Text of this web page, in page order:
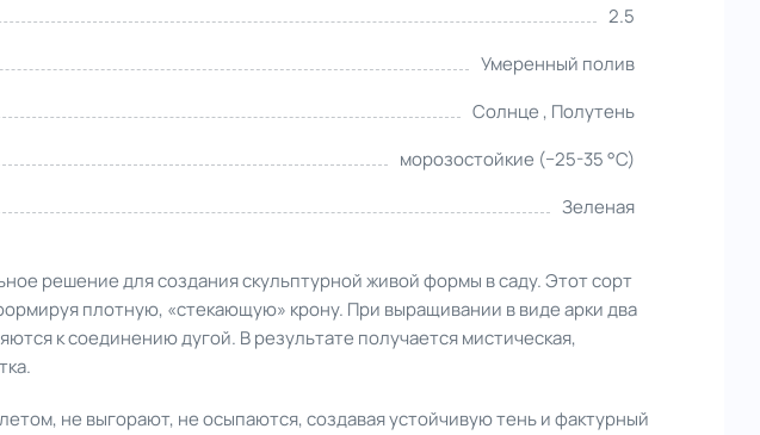
2.5
Умеренный полив
Солнце , Полутень
морозостойкие (−25-35 °С)
Зеленая
решение для создания скульптурной живой формы в саду. Этот сорт
плотную, «стекающую» крону. При выращивании в виде арки два
к соединению дугой. В результате получается мистическая,
не выгорают, не осыпаются, создавая устойчивую тень и фактурный